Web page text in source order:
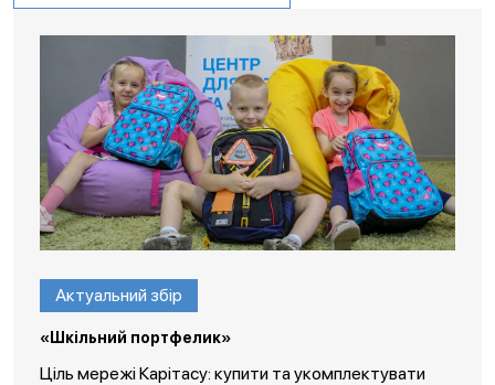
Актуальний збір
«Шкільний портфелик»
Ціль мережі Карітасу: купити та укомплектувати